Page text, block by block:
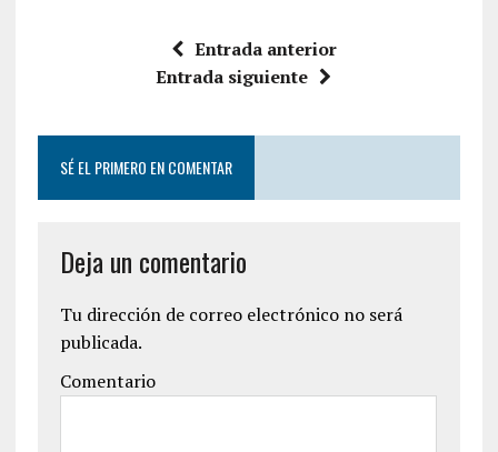
Entrada anterior
Entrada siguiente
SÉ EL PRIMERO EN COMENTAR
Deja un comentario
Tu dirección de correo electrónico no será
publicada.
Comentario